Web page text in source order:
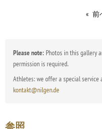
前
Please note: Photos in this gallery
permission is required.
Athletes: we offer a special service
kontakt@nilgen.de